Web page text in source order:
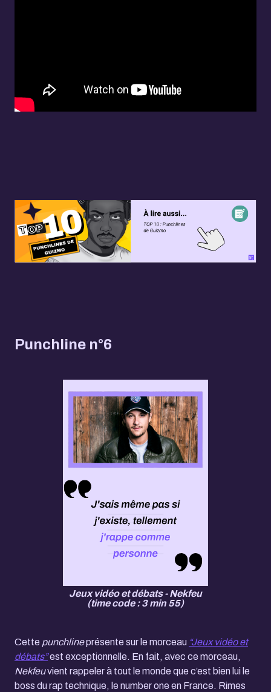
Punchline n°6
Jeux vidéo et débats - Nekfeu
(time code : 3 min 55)
Cette punchlineprésente sur le morceau “Jeux vidéo et
débats”est exceptionnelle. En fait, avec ce morceau,
Nekfeuvient rappeler à tout le monde que c’est bien lui le
boss du rap technique, le number one en France. Rimes